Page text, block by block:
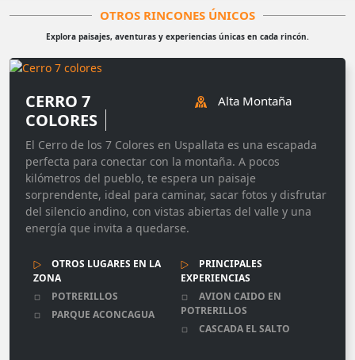
OTROS RINCONES ÚNICOS
Explora paisajes, aventuras y experiencias únicas en cada rincón.
CERRO 7
COLORES
Alta Montaña
El Cerro de los 7 Colores en Uspallata es una escapada
perfecta para conectar con la montaña. A pocos
kilómetros del pueblo, te espera un paisaje
sorprendente, ideal para caminar, sacar fotos y disfrutar
del silencio andino, con vistas abiertas del valle y una
energía que invita a quedarse.
OTROS LUGARES EN LA
ZONA
POTRERILLOS
PARQUE ACONCAGUA
PRINCIPALES
EXPERIENCIAS
AVION CAIDO EN
POTRERILLOS
CASCADA EL SALTO